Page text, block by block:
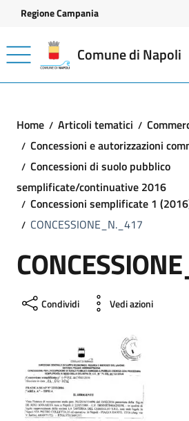
Vai ai contenuti
Vai al footer
Regione Campania
Comune di Napoli
Home Articoli tematici
Concessioni e autorizzazioni
Concessioni di suolo pubblico
semplificate/continuative 2016
Concessioni semplificate 1
CONCESSIONE_N._417
Condividi Vedi azioni